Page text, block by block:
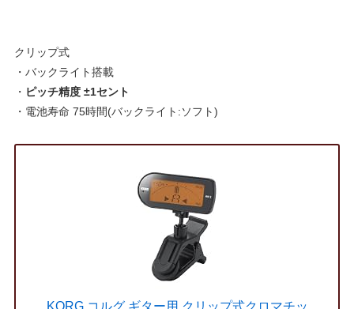
クリップ式
・バックライト搭載
・ ピッチ精度 ±1セント
・電池寿命 75時間(バックライト:ソフト)